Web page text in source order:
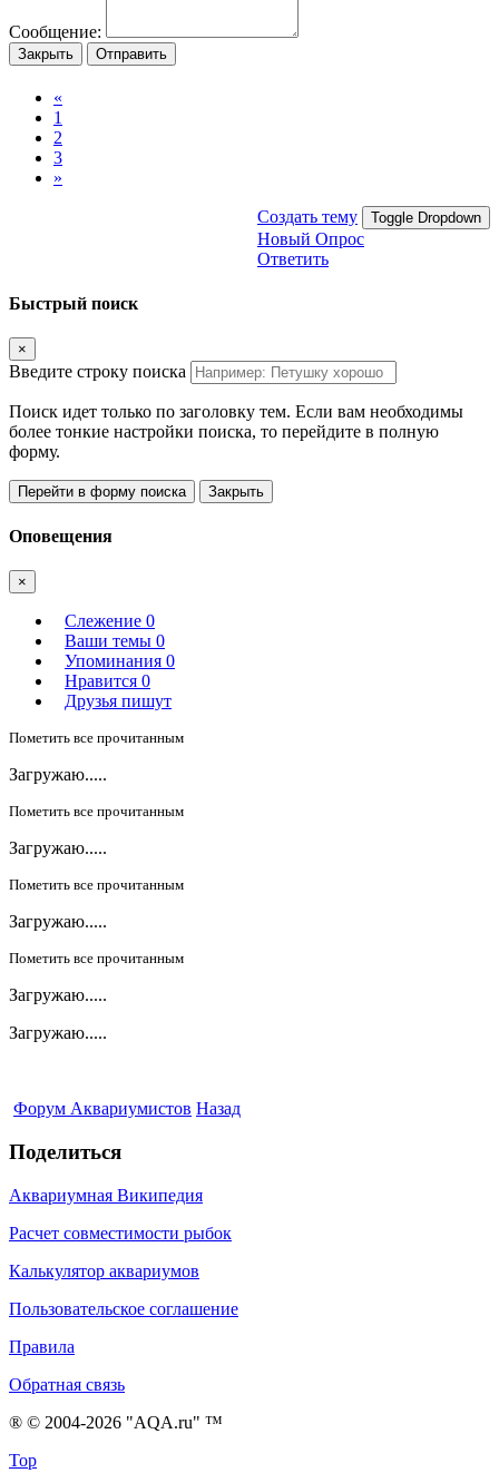
Сообщение:
Закрыть Отправить
«
1
2
3
»
Создать тему Toggle Dropdown
Новый Опрос
Ответить
Быстрый поиск
×
Введите строку поиска
Поиск идет только по заголовку тем. Если вам необходимы
более тонкие настройки поиска, то перейдите в полную
форму.
Перейти в форму поиска Закрыть
Оповещения
×
Слежение 0
Ваши темы 0
Упоминания 0
Нравится 0
Друзья пишут
Пометить все прочитанным
Загружаю.....
Пометить все прочитанным
Загружаю.....
Пометить все прочитанным
Загружаю.....
Пометить все прочитанным
Загружаю.....
Загружаю.....
Форум Аквариумистов Назад
Поделиться
Аквариумная Википедия
Расчет совместимости рыбок
Калькулятор аквариумов
Пользовательское соглашение
Правила
Обратная связь
® © 2004-2026 "AQA.ru" ™
Top